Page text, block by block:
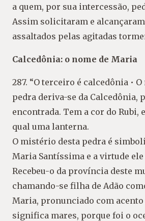
a quem, por sua intercessão,
Assim solicitaram e
assaltados pelas agitadas
Calcedônia: o nome de Maria
287. “O terceiro é calcedônia •
pedra deriva-se da Calcedônia,
encontrada. Tem a cor do Rubi,
qual uma lanterna.
O mistério desta pedra é
Maria Santíssima e a virtude
Recebeu-o da província deste
chamando-se filha de Adão
Maria, pronunciado com
significa mares, porque foi o